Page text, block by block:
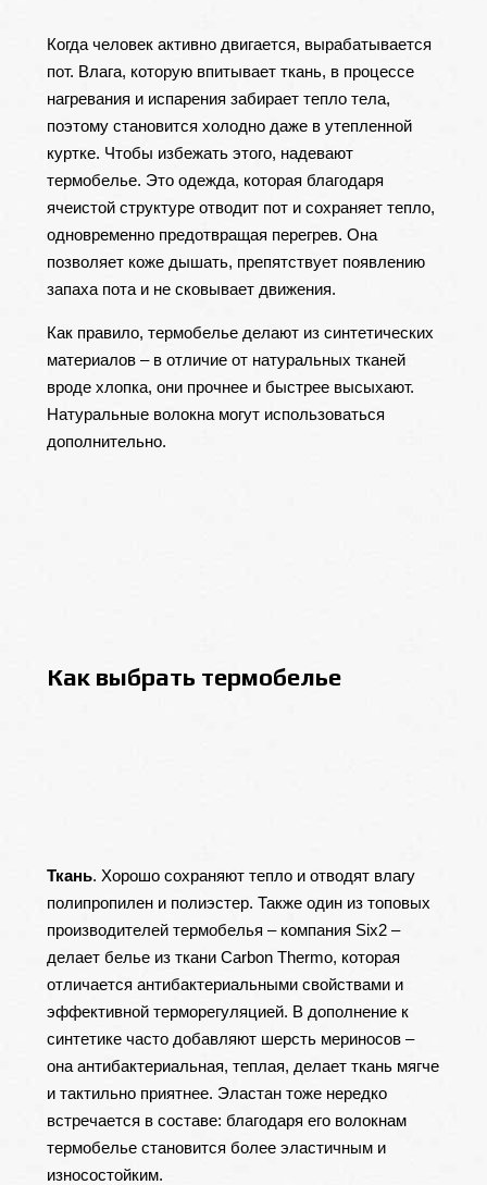
Когда человек активно двигается, вырабатывается
пот. Влага, которую впитывает ткань, в процессе
нагревания и испарения забирает тепло тела,
поэтому становится холодно даже в утепленной
куртке. Чтобы избежать этого, надевают
термобелье. Это одежда, которая благодаря
ячеистой структуре отводит пот и сохраняет тепло,
одновременно предотвращая перегрев. Она
позволяет коже дышать, препятствует появлению
запаха пота и не сковывает движения.
Как правило, термобелье делают из синтетических
материалов – в отличие от натуральных тканей
вроде хлопка, они прочнее и быстрее высыхают.
Натуральные волокна могут использоваться
дополнительно.
Как выбрать термобелье
Ткань. Хорошо сохраняют тепло и отводят влагу
полипропилен и полиэстер. Также один из топовых
производителей термобелья – компания Six2 –
делает белье из ткани Carbon Thermo, которая
отличается антибактериальными свойствами и
эффективной терморегуляцией. В дополнение к
синтетике часто добавляют шерсть мериносов –
она антибактериальная, теплая, делает ткань мягче
и тактильно приятнее. Эластан тоже нередко
встречается в составе: благодаря его волокнам
термобелье становится более эластичным и
износостойким.